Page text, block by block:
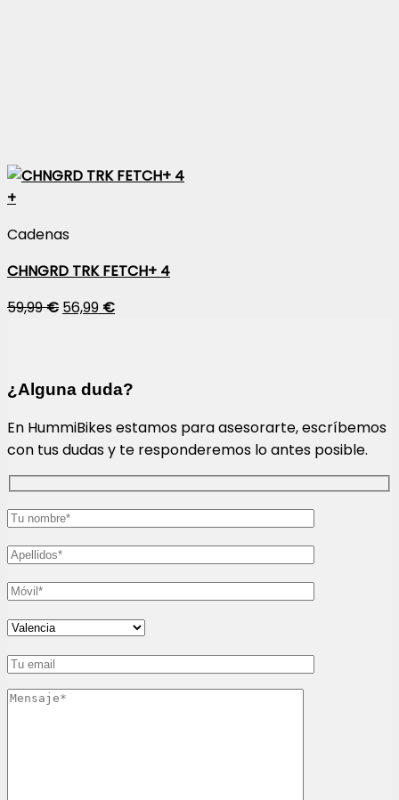
+
Cadenas
CHNGRD TRK FETCH+ 4
59,99€ 56,99 €
¿Alguna duda?
En HummiBikes estamos para asesorarte, escríbemos
con tus dudas y te responderemos lo antes posible.